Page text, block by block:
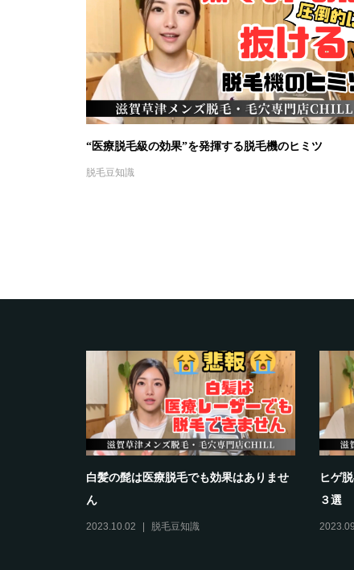
“医療脱毛級の効果”を発揮する脱毛機のヒミツ
脱毛豆知識
白髪の髭は医療脱毛でも効果はありませ
ん
2023.10.02 脱毛豆知識
ヒゲ
３選